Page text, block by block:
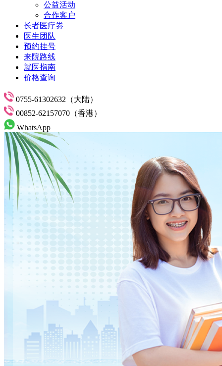
公益活动
合作客户
长者医疗劵
医生团队
预约挂号
来院路线
就医指南
价格查询
0755-61302632（大陆）
00852-62157070（香港）
WhatsApp